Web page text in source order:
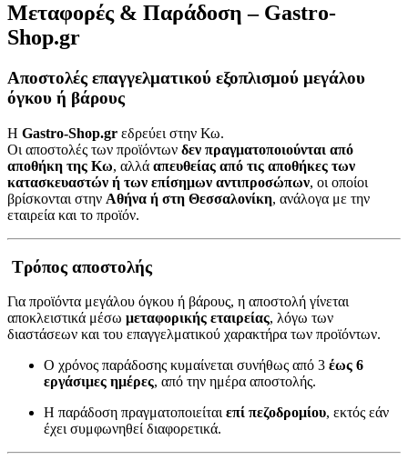
Μεταφορές & Παράδοση – Gastro-
Shop.gr
Αποστολές επαγγελματικού εξοπλισμού μεγάλου
όγκου ή βάρους
Η Gastro-Shop.gr εδρεύει στην Κω.
Οι αποστολές των προϊόντων δεν πραγματοποιούνται από
αποθήκη της Κω, αλλά απευθείας από τις αποθήκες των
κατασκευαστών ή των επίσημων αντιπροσώπων, οι οποίοι
βρίσκονται στην Αθήνα ή στη Θεσσαλονίκη, ανάλογα με την
εταιρεία και το προϊόν.
Τρόπος αποστολής
Για προϊόντα μεγάλου όγκου ή βάρους, η αποστολή γίνεται
αποκλειστικά μέσω μεταφορικής εταιρείας, λόγω των
διαστάσεων και του επαγγελματικού χαρακτήρα των προϊόντων.
Ο χρόνος παράδοσης κυμαίνεται συνήθως από 3 έως 6
εργάσιμες ημέρες, από την ημέρα αποστολής.
Η παράδοση πραγματοποιείται επί πεζοδρομίου, εκτός εάν
έχει συμφωνηθεί διαφορετικά.